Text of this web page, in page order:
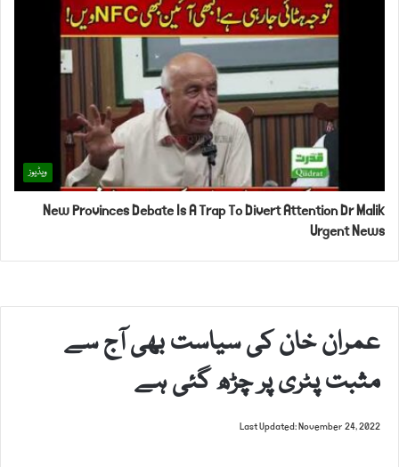
ویڈیوز
New Provinces Debate Is A Trap To Divert Attention Dr Malik
Urgent News